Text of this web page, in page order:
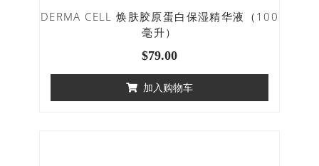
DERMA CELL 焕肤胶原蛋白保湿精华液（100
毫升）
$79.00
加入购物车